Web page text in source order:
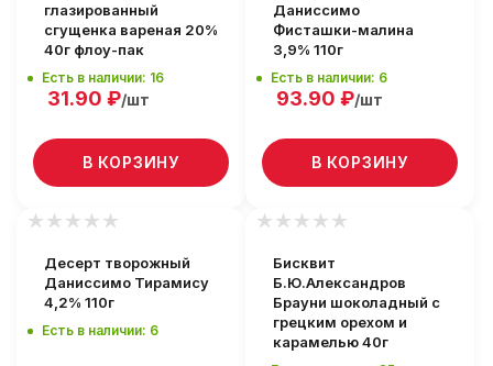
глазированный
сгущенка вареная 20%
40г флоу-пак
Есть в наличии: 16
31.90 ₽/шт
В КОРЗИНУ
Даниссимо
Фисташки-малина
3,9% 110г
Есть в наличии: 6
93.90 ₽/шт
В КОРЗИНУ
Десерт творожный
Даниссимо Тирамису
4,2% 110г
Есть в наличии: 6
Бисквит
Б.Ю.Александров
Брауни шоколадный с
грецким орехом и
карамелью 40г